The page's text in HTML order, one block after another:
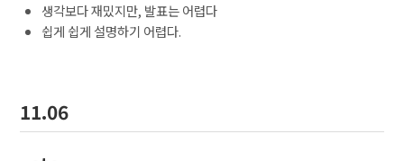
생각보다 재밌지만, 발표는 어렵다
쉽게 쉽게 설명하기 어렵다.
11.06